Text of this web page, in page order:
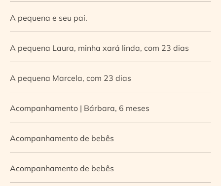
A pequena e seu pai.
A pequena Laura, minha xará linda, com 23 dias
A pequena Marcela, com 23 dias
Acompanhamento | Bárbara, 6 meses
Acompanhamento de bebês
Acompanhamento de bebês